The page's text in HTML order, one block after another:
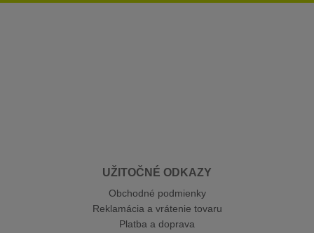
UŽITOČNÉ ODKAZY
Obchodné podmienky
Reklamácia a vrátenie tovaru
Platba a doprava